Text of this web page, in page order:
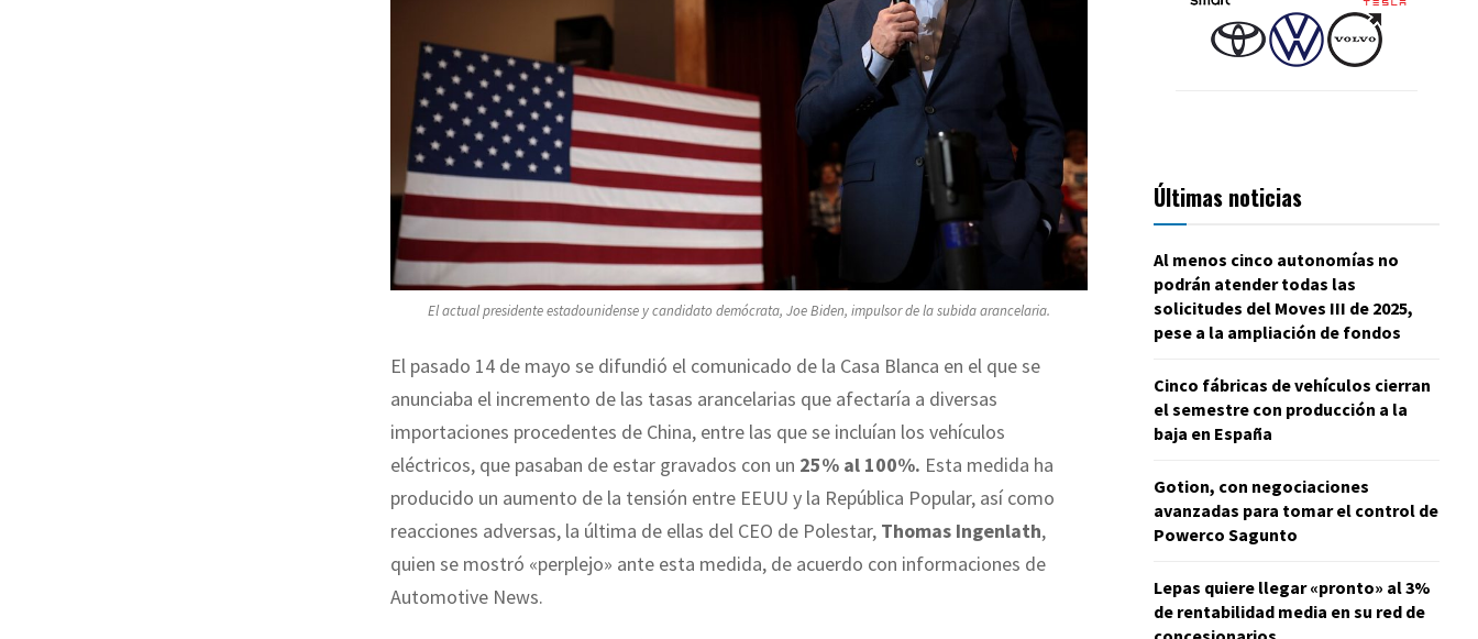
El actual presidente estadounidense y candidato demócrata, Joe Biden, impulsor de la subida arancelaria.
El pasado 14 de mayo se difundió el comunicado de la Casa Blanca en el que se
anunciaba el incremento de las tasas arancelarias que afectaría a diversas
importaciones procedentes de China, entre las que se incluían los vehículos
eléctricos, que pasaban de estar gravados con un 25% al 100%. Esta medida ha
producido un aumento de la tensión entre EEUU y la República Popular, así como
reacciones adversas, la última de ellas del CEO de Polestar, Thomas Ingenlath,
quien se mostró «perplejo» ante esta medida, de acuerdo con informaciones de
Automotive News.
Últimas noticias
Al menos cinco autonomías no
podrán atender todas las
solicitudes del Moves III de 2025,
pese a la ampliación de fondos
Cinco fábricas de vehículos cierran
el semestre con producción a la
baja en España
Gotion, con negociaciones
avanzadas para tomar el control de
Powerco Sagunto
Lepas quiere llegar «pronto» al 3%
de rentabilidad media en su red de